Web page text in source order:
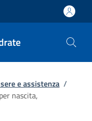
e assistenza /
nascita,